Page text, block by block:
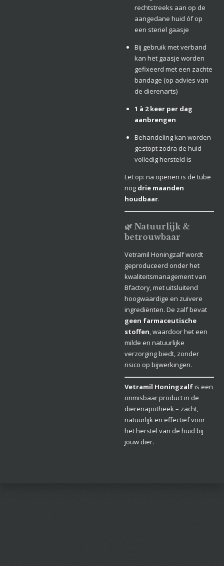
rechtstreeks aan op de
aangedane huid óf op
een steriel gaasje
Bij gebruik met verband
kan het gaasje worden
gefixeerd met een zachte
bandage (op advies van
de dierenarts)
1 à 2 keer per dag
aanbrengen
Behandeling kan worden
gestopt zodra de huid
volledig hersteld is
Let op: na openen is de tube
nog drie maanden
houdbaar.
🌿 Natuurlijk &
betrouwbaar
Vetramil Honingzalf wordt
geproduceerd onder het
kwaliteitsmanagement van
Bfactory, met uitsluitend
hoogwaardige en zuivere
ingrediënten. De zalf bevat
geen farmaceutische
stoffen, waardoor het een
milde en natuurlijke
verzorging biedt, zonder
risico op bijwerkingen.
Vetramil Honingzalfis een
onmisbaar product in de
dierenapotheek – zacht,
natuurlijk en effectief voor
het herstel van de huid bij
jouw dier.